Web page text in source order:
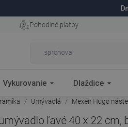
Pohodlné platby
Vykurovanie Dlaždice
Umývadlá Mexen Hugo
ľavé 40 x 22 cm,